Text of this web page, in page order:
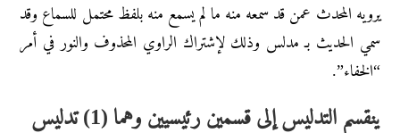
يرويه المحدث عمن قد سمعه منه ما لم يسمع منه بلفظ محتمل للسماع وقد
سمي الحديث بـ مدلس وذلك لإشتراك الراوي المحذوف والنور في أمر
“الخفاء”.
ينقسم التدليس إلى قسمين رئيسيين وهما (1) تدليس